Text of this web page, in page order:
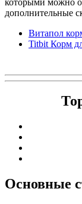
дополнительные
Витапол
Titbit Корм
Основные